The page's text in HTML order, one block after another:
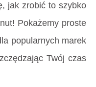
jak zrobić to szybko
Pokażemy proste
popularnych marek
Twój czas